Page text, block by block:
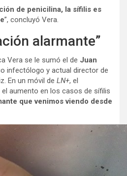
de penicilina, la sífilis es
”, concluyó Vera.
alarmante”
Vera se le sumó el de Juan
infectólogo y actual director de
En un móvil de LN+, el
aumento en los casos de sífilis
que venimos viendo desde